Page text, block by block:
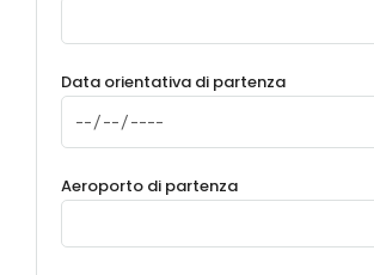
Data orientativa di partenza
Aeroporto di partenza